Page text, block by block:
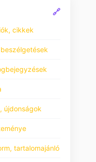
🔗
cikkek
újdonságok
tartalomajánló